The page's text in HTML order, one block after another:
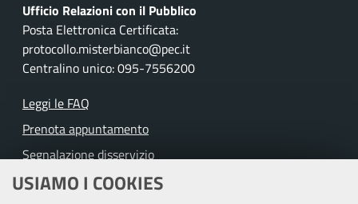
USIAMO I COOKIES
Ufficio Relazioni con il Pubblico
Posta Elettronica Certificata:
protocollo.misterbianco@pec.it
Centralino unico: 095-7556200
Leggi le FAQ
Prenota appuntamento
Segnalazione disservizio
Richiesta assistenza